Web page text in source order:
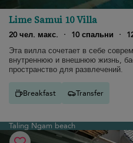
Lime Samui 10 Villa
20 чел. макс.
· 10 спальни ·
Эта вилла сочетает в себе
внутреннюю и внешнюю жизнь,
пространство для развлечений.
Breakfast Transfer
Taling Ngam beach